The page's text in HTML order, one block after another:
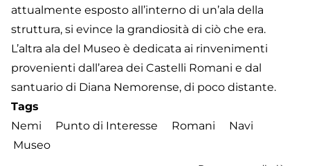
attualmente esposto all’interno di un’ala della
struttura, si evince la grandiosità di ciò che era.
L’altra ala del Museo è dedicata ai rinvenimenti
provenienti dall’area dei Castelli Romani e dal
santuario di Diana Nemorense, di poco distante.
Tags
Nemi
Punto di Interesse Romani
Navi
Museo